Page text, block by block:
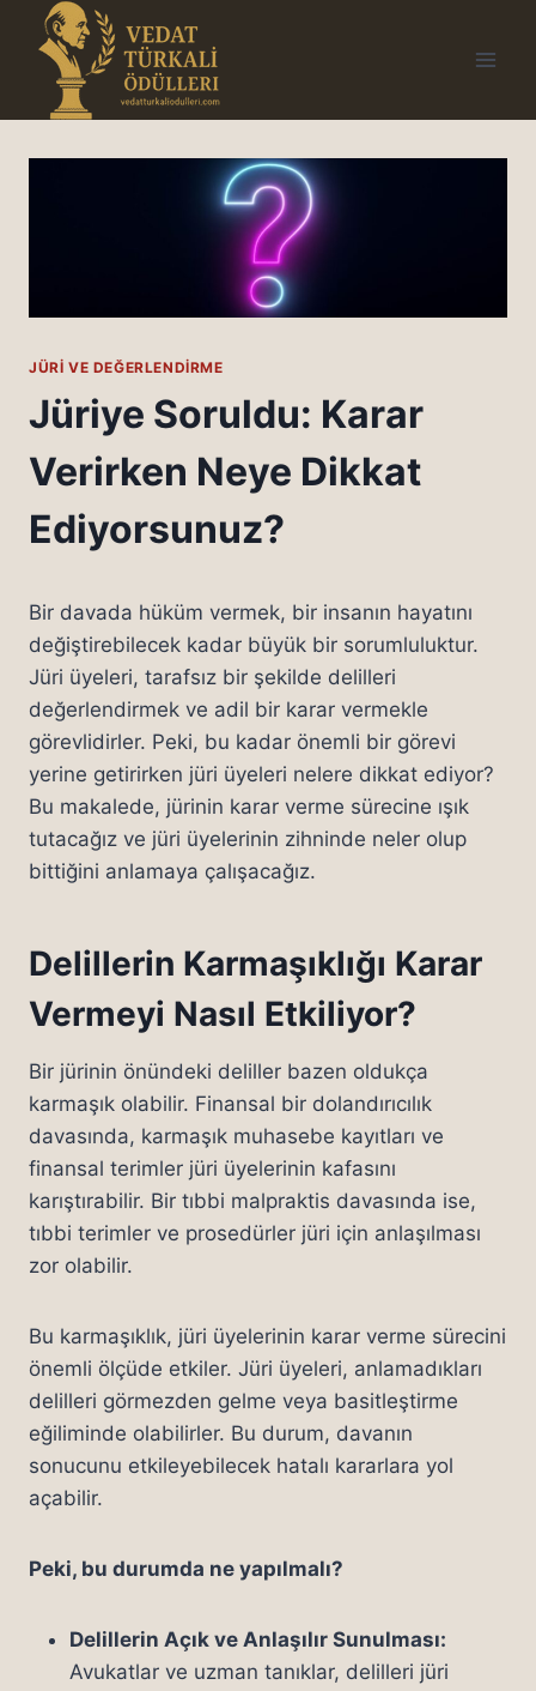
content
JÜRI VE DEĞERLENDIRME
Jüriye Soruldu: Karar
Verirken Neye Dikkat
Ediyorsunuz?
Bir davada hüküm vermek, bir insanın hayatını
değiştirebilecek kadar büyük bir sorumluluktur.
Jüri üyeleri, tarafsız bir şekilde delilleri
değerlendirmek ve adil bir karar vermekle
görevlidirler. Peki, bu kadar önemli bir görevi
yerine getirirken jüri üyeleri nelere dikkat ediyor?
Bu makalede, jürinin karar verme sürecine ışık
tutacağız ve jüri üyelerinin zihninde neler olup
bittiğini anlamaya çalışacağız.
Delillerin Karmaşıklığı Karar
Vermeyi Nasıl Etkiliyor?
Bir jürinin önündeki deliller bazen oldukça
karmaşık olabilir. Finansal bir dolandırıcılık
davasında, karmaşık muhasebe kayıtları ve
finansal terimler jüri üyelerinin kafasını
karıştırabilir. Bir tıbbi malpraktis davasında ise,
tıbbi terimler ve prosedürler jüri için anlaşılması
zor olabilir.
Bu karmaşıklık, jüri üyelerinin karar verme sürecini
önemli ölçüde etkiler. Jüri üyeleri, anlamadıkları
delilleri görmezden gelme veya basitleştirme
eğiliminde olabilirler. Bu durum, davanın
sonucunu etkileyebilecek hatalı kararlara yol
açabilir.
Peki, bu durumda ne yapılmalı?
Delillerin Açık ve Anlaşılır Sunulması:
Avukatlar ve uzman tanıklar, delilleri jüri